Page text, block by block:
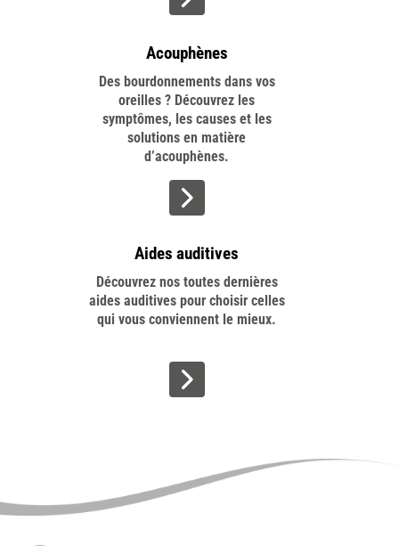
Acouphènes
Des bourdonnements dans vos
oreilles ? Découvrez les
symptômes, les causes et les
solutions en matière
d’acouphènes.
>
Aides auditives
Découvrez nos toutes dernières
aides auditives pour choisir celles
qui vous conviennent le mieux.
>